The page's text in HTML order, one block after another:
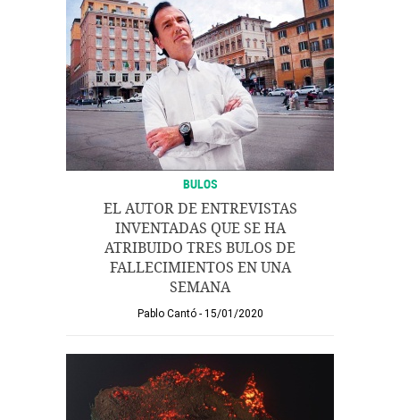
BULOS
EL AUTOR DE ENTREVISTAS
INVENTADAS QUE SE HA
ATRIBUIDO TRES BULOS DE
FALLECIMIENTOS EN UNA
SEMANA
Pablo Cantó 15/01/2020